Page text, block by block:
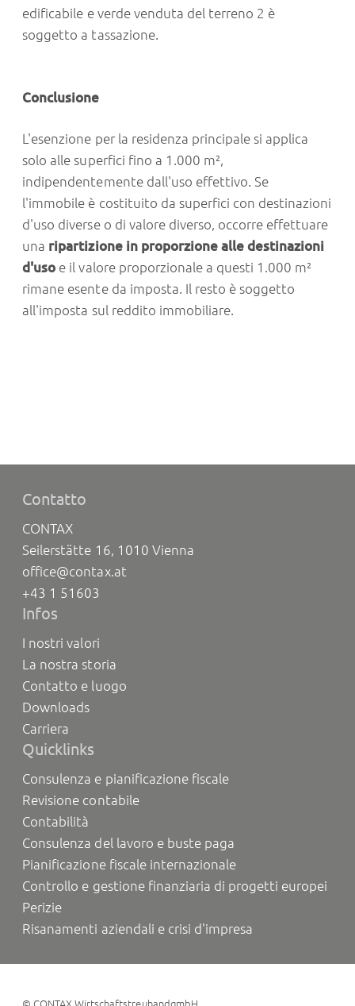
edificabile e verde venduta del terreno 2 è
soggetto a tassazione.
Conclusione
L'esenzione per la residenza principale si applica
solo alle superfici fino a 1.000 m²,
indipendentemente dall'uso effettivo. Se
l'immobile è costituito da superfici con destinazioni
d'uso diverse o di valore diverso, occorre effettuare
una ripartizione in proporzione alle destinazioni
d'uso e il valore proporzionale a questi 1.000 m²
rimane esente da imposta. Il resto è soggetto
all'imposta sul reddito immobiliare.
Contatto
CONTAX
Seilerstätte 16, 1010 Vienna
office@contax.at
+43 1 51603
Infos
I nostri valori
La nostra storia
Contatto e luogo
Downloads
Carriera
Quicklinks
Consulenza e pianificazione fiscale
Revisione contabile
Contabilità
Consulenza del lavoro e buste paga
Pianificazione fiscale internazionale
Controllo e gestione finanziaria di progetti europei
Perizie
Risanamenti aziendali e crisi d'impresa
©CONTAX WirtschaftstreuhandgmbH